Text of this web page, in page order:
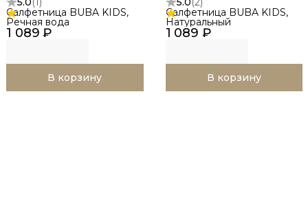
1 089 ₽
Салфетница BUBA KIDS,
Речная вода
В корзину
1 089 ₽
Салфетница BUBA KIDS,
Натуральный
В корзину